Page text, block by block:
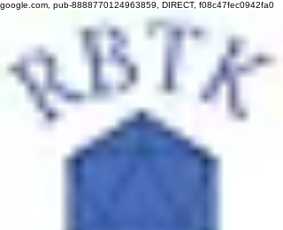
google.com, pub-8888770124963859, DIRECT, f08c47fec0942fa0